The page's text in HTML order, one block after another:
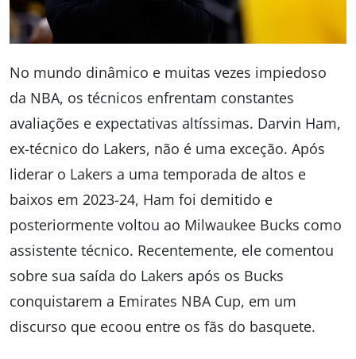
No mundo dinâmico e muitas vezes impiedoso
da NBA, os técnicos enfrentam constantes
avaliações e expectativas altíssimas. Darvin Ham,
ex-técnico do Lakers, não é uma exceção. Após
liderar o Lakers a uma temporada de altos e
baixos em 2023-24, Ham foi demitido e
posteriormente voltou ao Milwaukee Bucks como
assistente técnico. Recentemente, ele comentou
sobre sua saída do Lakers após os Bucks
conquistarem a Emirates NBA Cup, em um
discurso que ecoou entre os fãs do basquete.